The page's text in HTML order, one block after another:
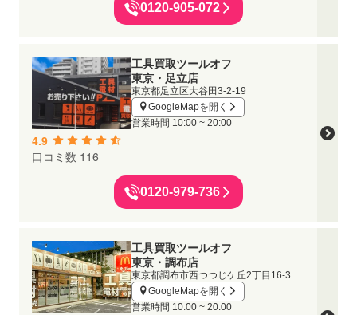
0120-905-072
工具買取ツールオフ
東京・足立店
東京都足立区大谷田3-2-19
GoogleMapを開く
営業時間 10:00 ~ 20:00
4.9
口コミ数 116
0120-979-736
工具買取ツールオフ
東京・調布店
東京都調布市西つつじケ丘2丁目16-3
GoogleMapを開く
営業時間 10:00 ~ 20:00